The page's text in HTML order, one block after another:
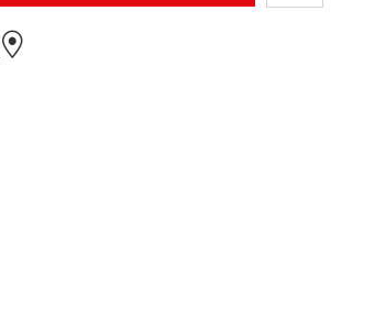
Wunschliste